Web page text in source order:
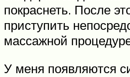
покраснеть. После
приступить
массажной
У меня появляются